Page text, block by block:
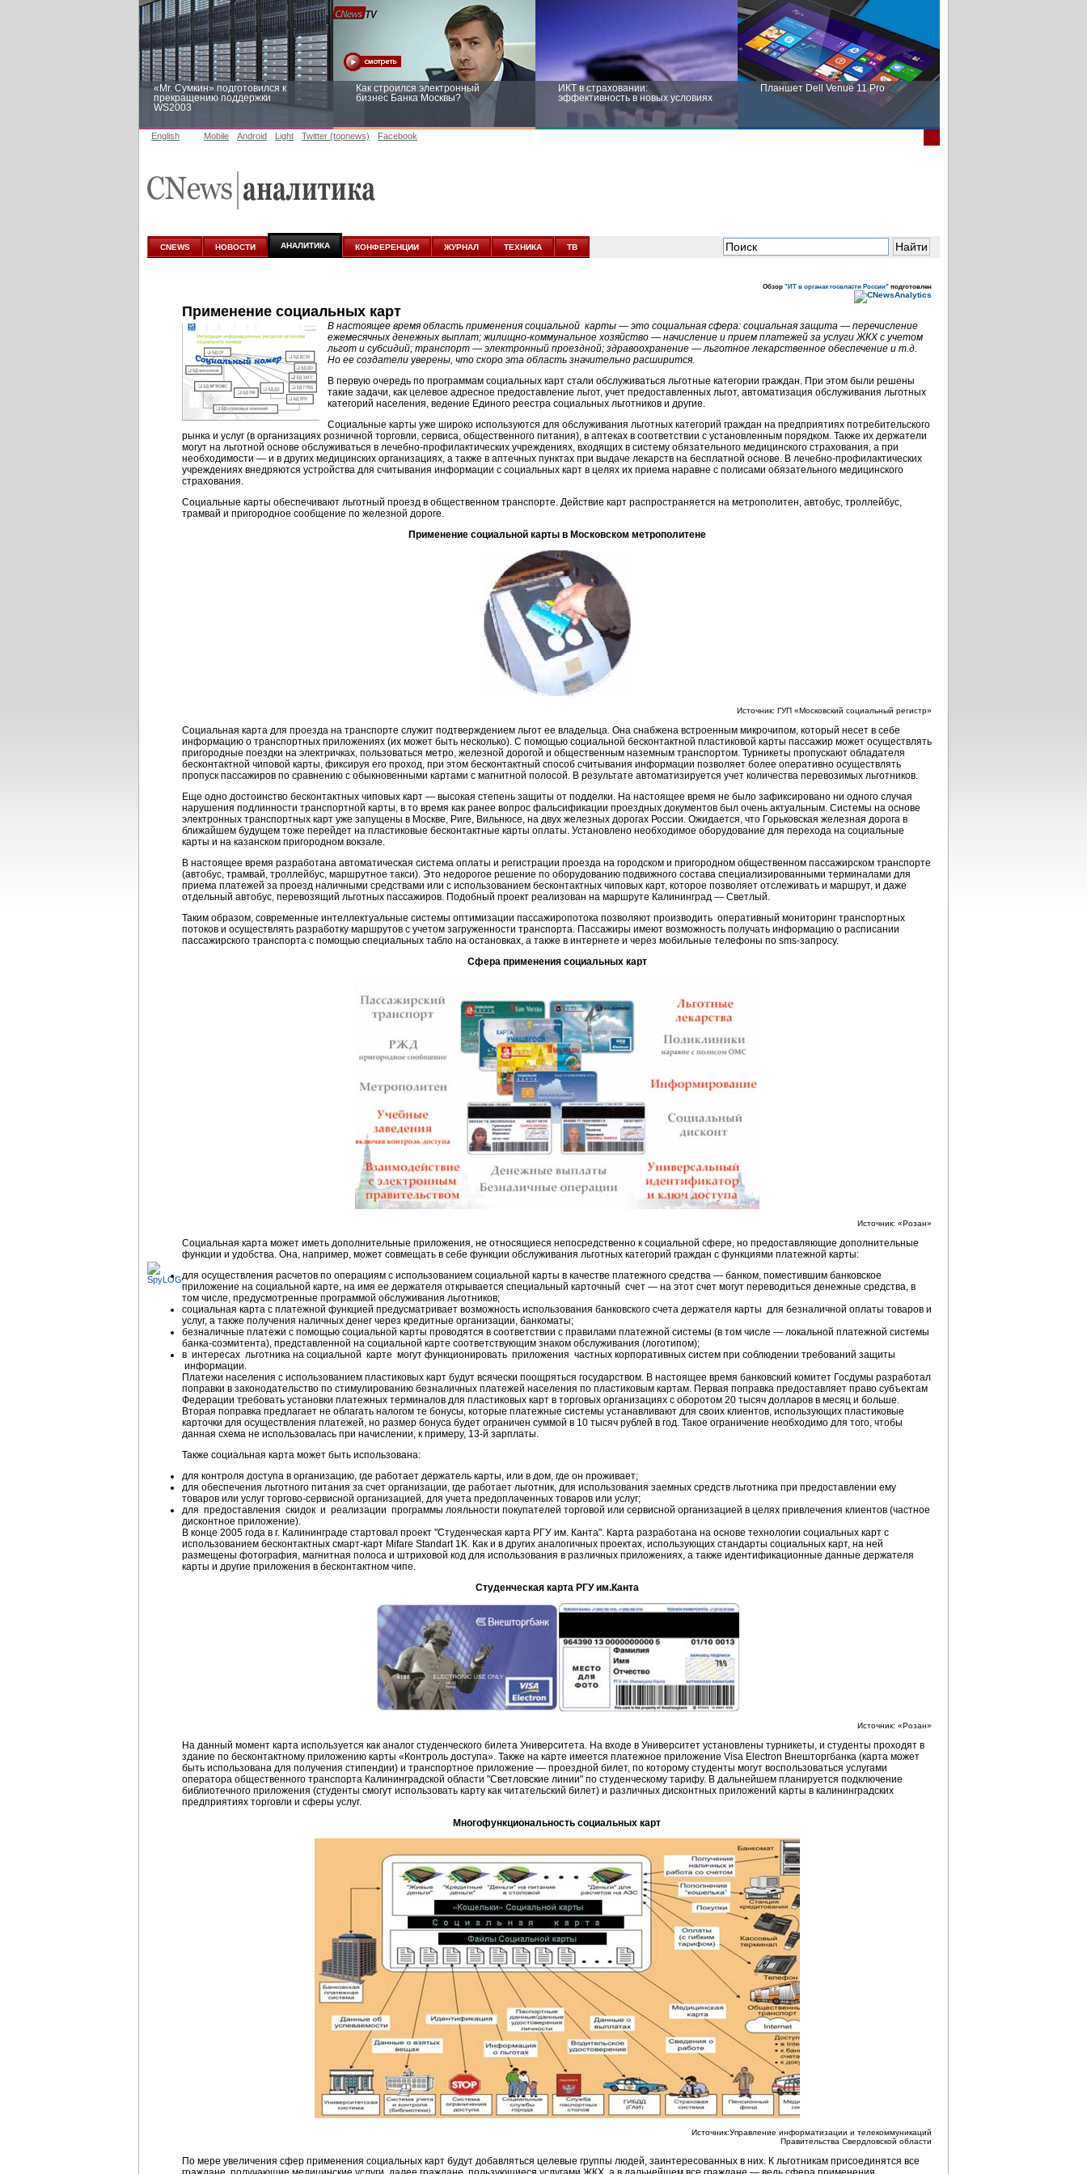
«Mr. Сумкин» подготовился к
прекращению поддержки
WS2003
Как строился электронный
бизнес Банка Москвы?
ИКТ в страховании:
эффективность в новых условиях
Планшет Dell Venue 11 Pro
аналитике
новых условиях
English Mobile Android Light Twitter (topnews) Facebook
CNEWS НОВОСТИ АНАЛИТИКА КОНФЕРЕНЦИИ ЖУРНАЛ ТЕХНИКА ТВ
Обзор "ИТ в органах госвласти России" подготовлен
Применение социальных карт
В настоящее время область применения социальной карты — это социальная сфера: социальная защита — перечисление
ежемесячных денежных выплат; жилищно-коммунальное хозяйство — начисление и прием платежей за услуги ЖКХ с учетом
льгот и субсидий; транспорт — электронный проездной; здравоохранение — льготное лекарственное обеспечение и т.д.
Но ее создатели уверены, что скоро эта область значительно расширится.
В первую очередь по программам социальных карт стали обслуживаться льготные категории граждан. При этом были решены
такие задачи, как целевое адресное предоставление льгот, учет предоставленных льгот, автоматизация обслуживания льготных
категорий населения, ведение Единого реестра социальных льготников и другие.
Социальные карты уже широко используются для обслуживания льготных категорий граждан на предприятиях потребительского
рынка и услуг (в организациях розничной торговли, сервиса, общественного питания), в аптеках в соответствии с установленным порядком. Также их держатели
могут на льготной основе обслуживаться в лечебно-профилактических учреждениях, входящих в систему обязательного медицинского страхования, а при
необходимости — и в других медицинских организациях, а также в аптечных пунктах при выдаче лекарств на бесплатной основе. В лечебно-профилактических
учреждениях внедряются устройства для считывания информации с социальных карт в целях их приема наравне с полисами обязательного медицинского
страхования.
Социальные карты обеспечивают льготный проезд в общественном транспорте. Действие карт распространяется на метрополитен, автобус, троллейбус,
трамвай и пригородное сообщение по железной дороге.
Применение социальной карты в Московском метрополитене
Источник: ГУП «Московский социальный регистр»
Социальная карта для проезда на транспорте служит подтверждением льгот ее владельца. Она снабжена встроенным микрочипом, который несет в себе
информацию о транспортных приложениях (их может быть несколько). С помощью социальной бесконтактной пластиковой карты пассажир может осуществлять
пригородные поездки на электричках, пользоваться метро, железной дорогой и общественным наземным транспортом. Турникеты пропускают обладателя
бесконтактной чиповой карты, фиксируя его проход, при этом бесконтактный способ считывания информации позволяет более оперативно осуществлять
пропуск пассажиров по сравнению с обыкновенными картами с магнитной полосой. В результате автоматизируется учет количества перевозимых льготников.
Еще одно достоинство бесконтактных чиповых карт — высокая степень защиты от подделки. На настоящее время не было зафиксировано ни одного случая
нарушения подлинности транспортной карты, в то время как ранее вопрос фальсификации проездных документов был очень актуальным. Системы на основе
электронных транспортных карт уже запущены в Москве, Риге, Вильнюсе, на двух железных дорогах России. Ожидается, что Горьковская железная дорога в
ближайшем будущем тоже перейдет на пластиковые бесконтактные карты оплаты. Установлено необходимое оборудование для перехода на социальные
карты и на казанском пригородном вокзале.
В настоящее время разработана автоматическая система оплаты и регистрации проезда на городском и пригородном общественном пассажирском транспорте
(автобус, трамвай, троллейбус, маршрутное такси). Это недорогое решение по оборудованию подвижного состава специализированными терминалами для
приема платежей за проезд наличными средствами или с использованием бесконтактных чиповых карт, которое позволяет отслеживать и маршрут, и даже
отдельный автобус, перевозящий льготных пассажиров. Подобный проект реализован на маршруте Калининград — Светлый.
Таким образом, современные интеллектуальные системы оптимизации пассажиропотока позволяют производить оперативный мониторинг транспортных
потоков и осуществлять разработку маршрутов с учетом загруженности транспорта. Пассажиры имеют возможность получать информацию о расписании
пассажирского транспорта с помощью специальных табло на остановках, а также в интернете и через мобильные телефоны по sms-запросу.
Сфера применения социальных карт
Источник: «Розан»
Социальная карта может иметь дополнительные приложения, не относящиеся непосредственно к социальной сфере, но предоставляющие дополнительные
функции и удобства. Она, например, может совмещать в себе функции обслуживания льготных категорий граждан с функциями платежной карты:
для осуществления расчетов по операциям с использованием социальной карты в качестве платежного средства — банком, поместившим банковское
приложение на социальной карте, на имя ее держателя открывается специальный карточный счет — на этот счет могут переводиться денежные средства, в
том числе, предусмотренные программой обслуживания льготников;
социальная карта с платежной функцией предусматривает возможность использования банковского счета держателя карты для безналичной оплаты товаров и
услуг, а также получения наличных денег через кредитные организации, банкоматы;
безналичные платежи с помощью социальной карты проводятся в соответствии с правилами платежной системы (в том числе — локальной платежной системы
банка-соэмитента), представленной на социальной карте соответствующим знаком обслуживания (логотипом);
в интересах льготника на социальной карте могут функционировать приложения частных корпоративных систем при соблюдении требований защиты
информации.
Платежи населения с использованием пластиковых карт будут всячески поощряться государством. В настоящее время банковский комитет Госдумы разработал
поправки в законодательство по стимулированию безналичных платежей населения по пластиковым картам. Первая поправка предоставляет право субъектам
Федерации требовать установки платежных терминалов для пластиковых карт в торговых организациях с оборотом 20 тысяч долларов в месяц и больше.
Вторая поправка предлагает не облагать налогом те бонусы, которые платежные системы устанавливают для своих клиентов, использующих пластиковые
карточки для осуществления платежей, но размер бонуса будет ограничен суммой в 10 тысяч рублей в год. Такое ограничение необходимо для того, чтобы
данная схема не использовалась при начислении, к примеру, 13-й зарплаты.
Также социальная карта может быть использована:
для контроля доступа в организацию, где работает держатель карты, или в дом, где он проживает;
для обеспечения льготного питания за счет организации, где работает льготник, для использования заемных средств льготника при предоставлении ему
товаров или услуг торгово-сервисной организацией, для учета предоплаченных товаров или услуг;
для предоставления скидок и реализации программы лояльности покупателей торговой или сервисной организацией в целях привлечения клиентов (частное
дисконтное приложение).
В конце 2005 года в г. Калининграде стартовал проект "Студенческая карта РГУ им. Канта". Карта разработана на основе технологии социальных карт с
использованием бесконтактных смарт-карт Mifare Standart 1K. Как и в других аналогичных проектах, использующих стандарты социальных карт, на ней
размещены фотография, магнитная полоса и штриховой код для использования в различных приложениях, а также идентификационные данные держателя
карты и другие приложения в бесконтактном чипе.
Студенческая карта РГУ им.Канта
Источник: «Розан»
На данный момент карта используется как аналог студенческого билета Университета. На входе в Университет установлены турникеты, и студенты проходят в
здание по бесконтактному приложению карты «Контроль доступа». Также на карте имеется платежное приложение Visa Electron Внешторгбанка (карта может
быть использована для получения стипендии) и транспортное приложение — проездной билет, по которому студенты могут воспользоваться услугами
оператора общественного транспорта Калининградской области "Светловские линии" по студенческому тарифу. В дальнейшем планируется подключение
библиотечного приложения (студенты смогут использовать карту как читательский билет) и различных дисконтных приложений карты в калининградских
предприятиях торговли и сферы услуг.
Многофункциональность социальных карт
Источник:Управление информатизации и телекоммуникаций
Правительства Свердловской области
По мере увеличения сфер применения социальных карт будут добавляться целевые группы людей, заинтересованных в них. К льготникам присоединятся все